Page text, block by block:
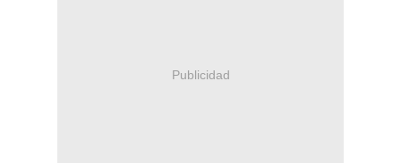
Publicidad